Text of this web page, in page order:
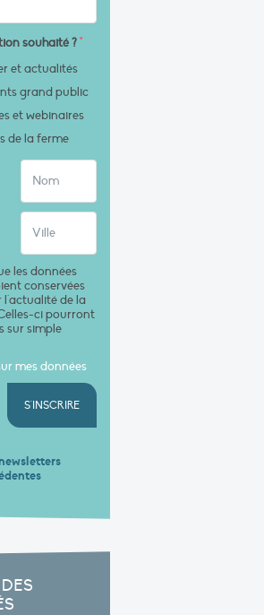
souhaité ?*
et actualités
grand public
et webinaires
de la ferme
les données
conservées
l'actualité de la
ci pourront
sur simple
mes données
S'INSCRIRE